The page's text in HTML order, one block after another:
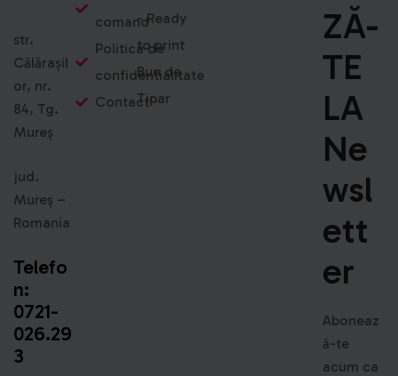
ZĂ-
TE
LA
Ne
Wsl
Ett
Er
Aboneaz
ă-te
acum ca
comand
Politica de
confidentialitate
Contact
- Ready
to print
Bun de
Tipar
str.
Călărașil
or, nr.
84, Tg.
Mureș
jud.
Mureș –
Romania
Telefo
n:
0721-
026.29
3